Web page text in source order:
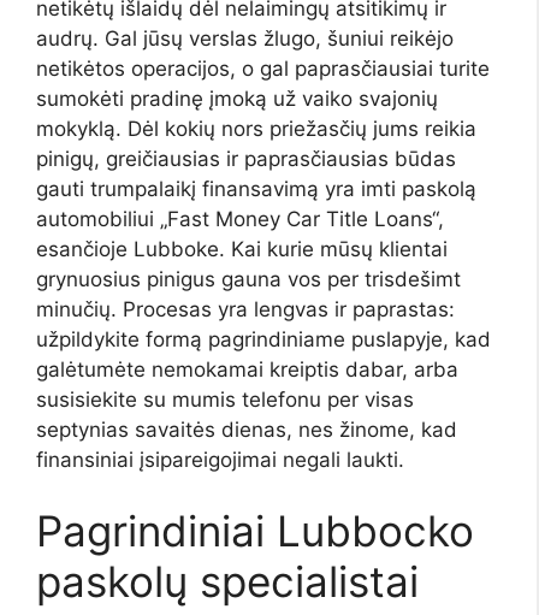
netikėtų išlaidų dėl nelaimingų atsitikimų ir
audrų. Gal jūsų verslas žlugo, šuniui reikėjo
netikėtos operacijos, o gal paprasčiausiai turite
sumokėti pradinę įmoką už vaiko svajonių
mokyklą. Dėl kokių nors priežasčių jums reikia
pinigų, greičiausias ir paprasčiausias būdas
gauti trumpalaikį finansavimą yra imti paskolą
automobiliui „Fast Money Car Title Loans“,
esančioje Lubboke. Kai kurie mūsų klientai
grynuosius pinigus gauna vos per trisdešimt
minučių. Procesas yra lengvas ir paprastas:
užpildykite formą pagrindiniame puslapyje, kad
galėtumėte nemokamai kreiptis dabar, arba
susisiekite su mumis telefonu per visas
septynias savaitės dienas, nes žinome, kad
finansiniai įsipareigojimai negali laukti.
Pagrindiniai Lubbocko
paskolų specialistai